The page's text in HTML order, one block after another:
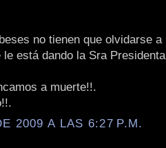
no tienen que olvidarse
le está dando la Sra
a muerte!!.
2009 A LAS 6:27 P.M.